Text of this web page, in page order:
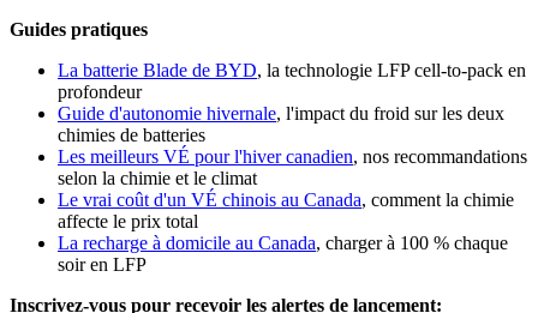
Guides pratiques
La batterie Blade de BYD, la technologie LFP cell-to-pack en
profondeur
Guide d'autonomie hivernale, l'impact du froid sur les deux
chimies de batteries
Les meilleurs VÉ pour l'hiver canadien, nos recommandations
selon la chimie et le climat
Le vrai coût d'un VÉ chinois au Canada, comment la chimie
affecte le prix total
La recharge à domicile au Canada, charger à 100 % chaque
soir en LFP
Inscrivez-vous pour recevoir les alertes de lancement: